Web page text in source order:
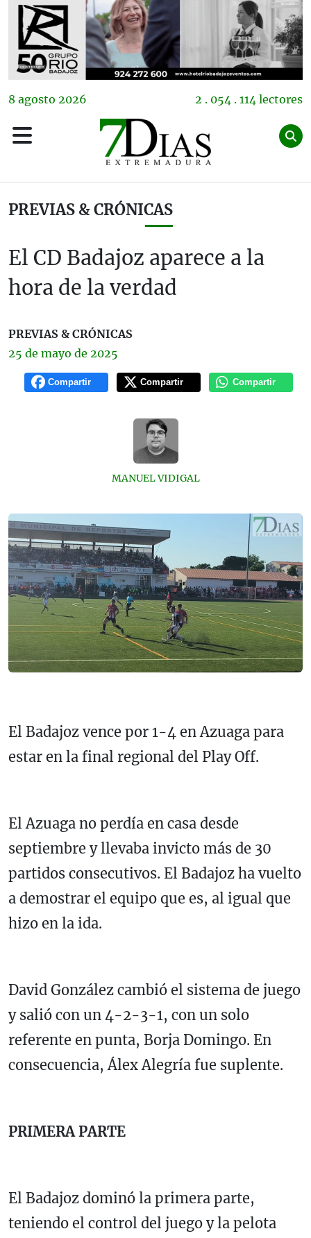
8 agosto 2026 2 . 054 . 114 lectores
PREVIAS & CRÓNICAS
El CD Badajoz aparece a la
hora de la verdad
PREVIAS & CRÓNICAS
25 de mayo de 2025
Compartir Compartir Compartir
MANUEL VIDIGAL
El Badajoz vence por 1-4 en Azuaga para
estar en la final regional del Play Off.
El Azuaga no perdía en casa desde
septiembre y llevaba invicto más de 30
partidos consecutivos. El Badajoz ha vuelto
a demostrar el equipo que es, al igual que
hizo en la ida.
David González cambió el sistema de juego
y salió con un 4-2-3-1, con un solo
referente en punta, Borja Domingo. En
consecuencia, Álex Alegría fue suplente.
PRIMERA PARTE
El Badajoz dominó la primera parte,
teniendo el control del juego y la pelota